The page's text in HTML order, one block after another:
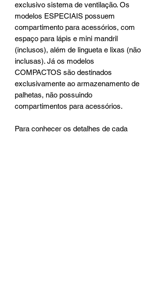
exclusivo sistema de ventilação. Os
modelos ESPECIAIS possuem
compartimento para acessórios, com
espaço para lápis e mini mandril
(inclusos), além de lingueta e lixas (não
inclusas). Já os modelos
COMPACTOS são destinados
exclusivamente ao armazenamento de
palhetas, não possuindo
compartimentos para acessórios.
Para conhecer os detalhes de cada